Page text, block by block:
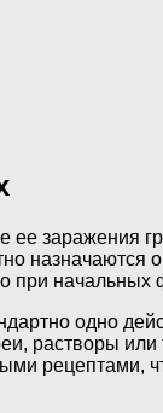
ее заражения
назначаются
при начальных
одно
растворы или
рецептами,